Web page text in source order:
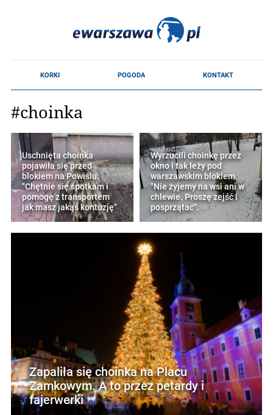
#choinka
Uschnięta choinka
pojawiła się przed
blokiem na Powiślu.
"Chętnie się spotkam i
pomogę z transportem
jak masz jakąś kontuzję"
Wyrzucili choinkę przez
okno i tak leży pod
warszawskim blokiem.
"Nie żyjemy na wsi ani w
chlewie. Proszę zejść i
posprzątać".
Zapaliła się choinka na Placu
Zamkowym. A to przez petardy i
fajerwerki